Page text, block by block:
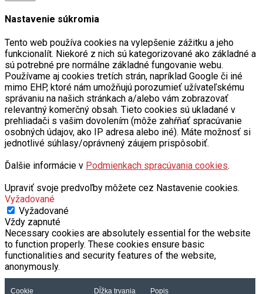
Nastavenie súkromia
Tento web používa cookies na vylepšenie zážitku a jeho
funkcionalít. Niekoré z nich sú kategorizované ako základné a
sú potrebné pre normálne základné fungovanie webu.
Používame aj cookies tretích strán, napríklad Google či iné
mimo EHP, ktoré nám umožňujú porozumieť užívateľskému
správaniu na našich stránkach a/alebo vám zobrazovať
relevantný komerčný obsah. Tieto cookies sú ukladané v
prehliadači s vašim dovolením (môže zahŕňať spracúvanie
osobných údajov, ako IP adresa alebo iné). Máte možnosť si
jednotlivé súhlasy/oprávnený záujem prispôsobiť.
Ďalšie informácie v Podmienkach spracúvania cookies.
Upraviť svoje predvoľby môžete cez Nastavenie cookies.
Vyžadované
Vyžadované
Vždy zapnuté
Necessary cookies are absolutely essential for the website
to function properly. These cookies ensure basic
functionalities and security features of the website,
anonymously.
Cookie Dĺžka trvania Popis